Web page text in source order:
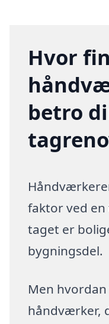
Hvor
betro
faktor ved
taget er
bygningsdel.
Men
håndværker,